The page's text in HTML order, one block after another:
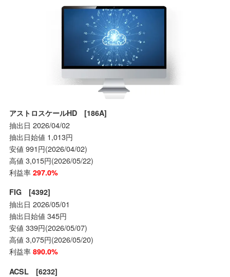
アストロスケールHD [186A]
抽出日 2026/04/02
抽出日始値 1,013円
安値 991円(2026/04/02)
高値 3,015円(2026/05/22)
利益率 297.0%
FIG [4392]
抽出日 2026/05/01
抽出日始値 345円
安値 339円(2026/05/07)
高値 3,075円(2026/05/20)
利益率 890.0%
ACSL [6232]